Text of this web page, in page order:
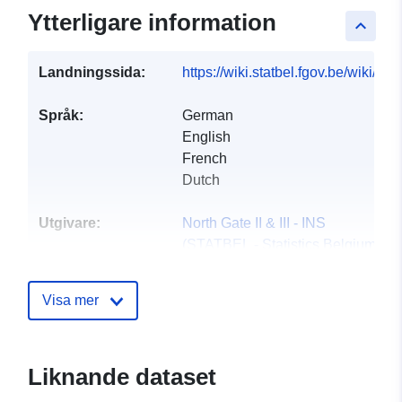
keyboard_arrow_up
Ytterligare information
Landningssida: https://wiki.statbel.fgov.be/wiki/
Språk:
German
English
French
Dutch
Utgivare:
North Gate II & III - INS
(STATBEL - Statistics Belgium)
Kontaktpunkter:
Statbel (Directorate General
Visa mer
Liknande dataset